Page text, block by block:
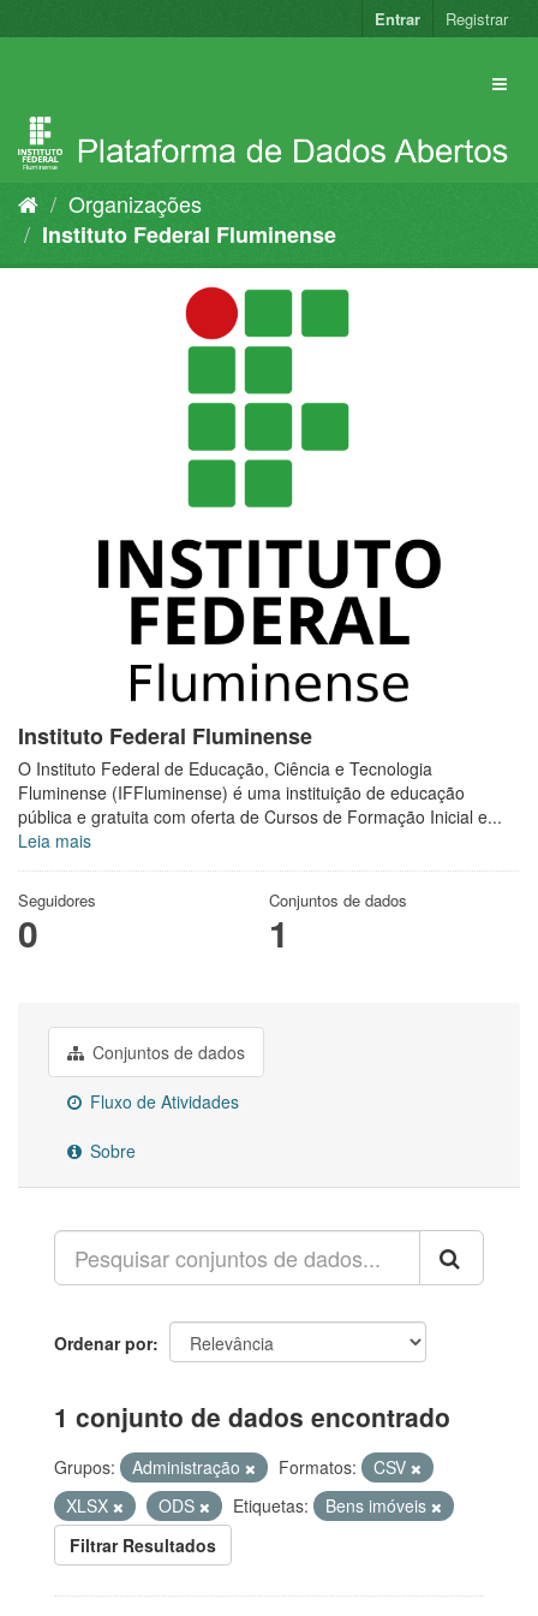
para
Entrar Registrar
Organizações
Instituto Federal Fluminense
Instituto Federal Fluminense
O Instituto Federal de Educação, Ciência e Tecnologia
Fluminense (IFFluminense) é uma instituição de educação
pública e gratuita com oferta de Cursos de Formação Inicial e...
Leia mais
Seguidores
0
Conjuntos de dados
1
Conjuntos de dados
Fluxo de Atividades
Sobre
Ordenar por
1 conjunto de dados encontrado
Grupos: Administração Formatos:
CSV
XLSX
ODS Etiquetas:
Bens imóveis
Filtrar Resultados